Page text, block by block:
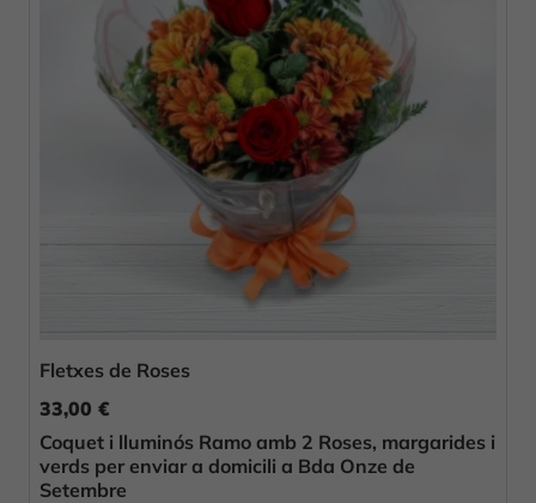
Fletxes de Roses
33,00 €
Coquet i lluminós Ramo amb 2 Roses, margarides i
verds per enviar a domicili a Bda Onze de
Setembre